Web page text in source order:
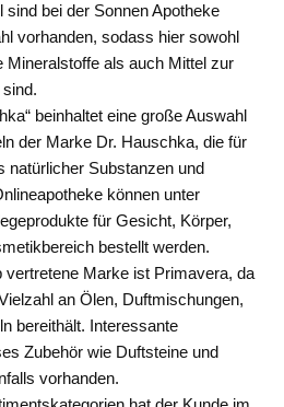
bei der Sonnen Apotheke
vorhanden, sodass hier sowohl
Mineralstoffe als auch Mittel zur
beinhaltet eine große Auswahl
der Marke Dr. Hauschka, die für
natürlicher Substanzen und
können unter
für Gesicht, Körper,
bestellt werden.
vertretene Marke ist Primavera, da
an Ölen, Duftmischungen,
bereithält. Interessante
Zubehör wie Duftsteine und
vorhanden.